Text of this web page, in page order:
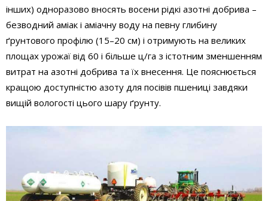
інших) одноразово вносять восени рідкі азотні добрива –
безводний аміак і аміачну воду на певну глибину
ґрунтового профілю (15–20 см) і отримують на великих
площах урожаї від 60 і більше ц/га з істотним зменшенням
витрат на азотні добрива та їх внесення. Це пояснюється
кращою доступністю азоту для посівів пшениці завдяки
вищій вологості цього шару ґрунту.